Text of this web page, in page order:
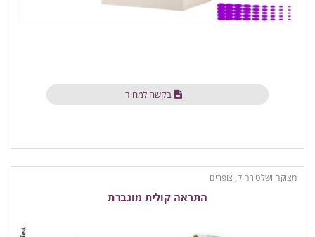
בקשה למחיר
מצוקה ושלט רחוק, צופרים
התראה קולית מוגברת